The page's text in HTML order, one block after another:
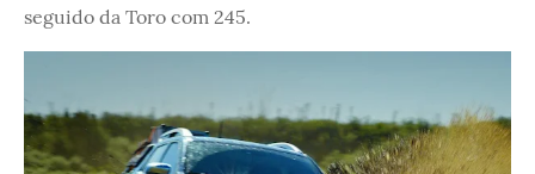
seguido da Toro com 245.